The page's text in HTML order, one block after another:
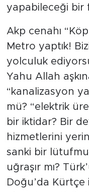
yapabileceği bir
Akp cenahı
Metro yaptık!
yolculuk
Yahu Allah
“kanalizasyon
mü? “elektrik
bir iktidar? Bir
hizmetlerini
sanki bir
uğraşır mı?
Doğu’da Kürtçe